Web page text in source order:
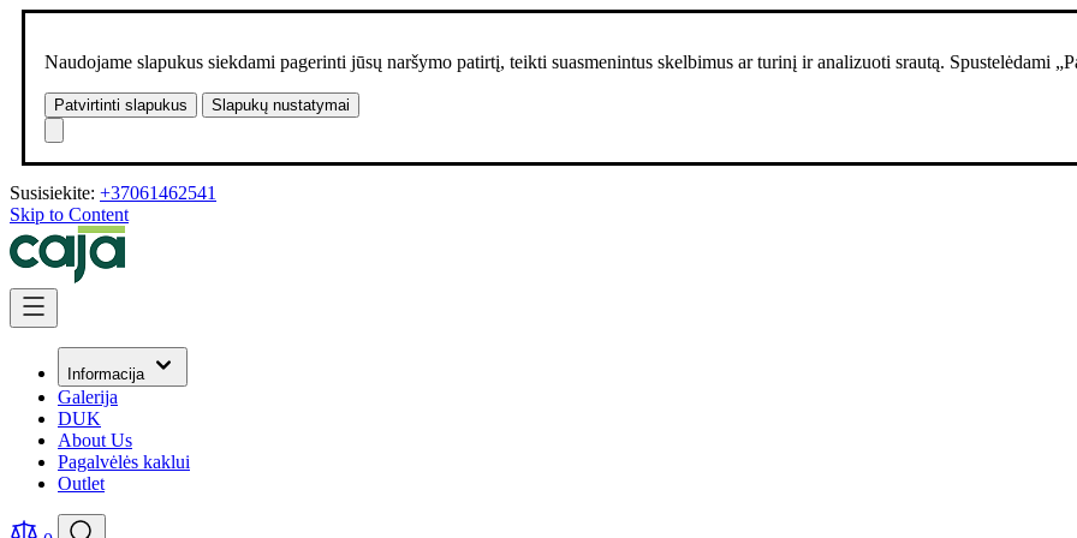
Naudojame slapukus siekdami pagerinti jūsų naršymo patirtį, teikti suasmenintus skelbimus ar turinį ir analizuoti srautą. Spustelėdami
Patvirtinti slapukus Slapukų nustatymai
Susisiekite: +37061462541
Skip to Content
Informacija
Galerija
DUK
About Us
Pagalvėlės kaklui
Outlet